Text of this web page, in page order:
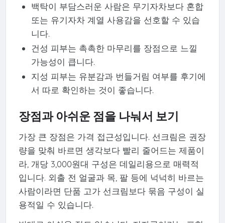
백탁이 부담스러운 사람은 무기자차보다 혼합
또는 유기자차 계열 사용감을 선호할 수 있습
니다.
건성 피부는 촉촉한 마무리를 장점으로 느낄
가능성이 큽니다.
지성 피부는 유분감과 번들거림 여부를 후기에
서 따로 확인하는 것이 좋습니다.
장점과 아쉬운 점을 나눠서 보기
가장 큰 장점은 가격 접근성입니다. 선크림은 권장
량을 맞춰 바르면 생각보다 빨리 줄어드는 제품이
라, 개당 3,000원대 구성은 데일리용으로 매력적
입니다. 외출 전 얼굴과 목, 팔 등에 넉넉히 바르는
사람이라면 단품 고가 선크림보다 묶음 구성이 실
용적일 수 있습니다.